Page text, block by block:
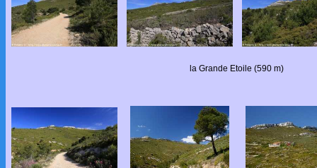
la Grande Etoile (590 m)